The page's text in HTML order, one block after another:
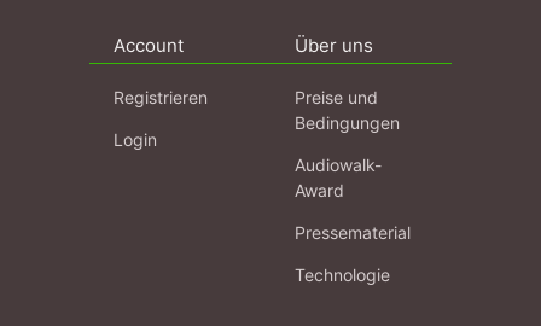
Account
Registrieren
Login
Über uns
Preise und
Bedingungen
Audiowalk-
Award
Pressematerial
Technologie